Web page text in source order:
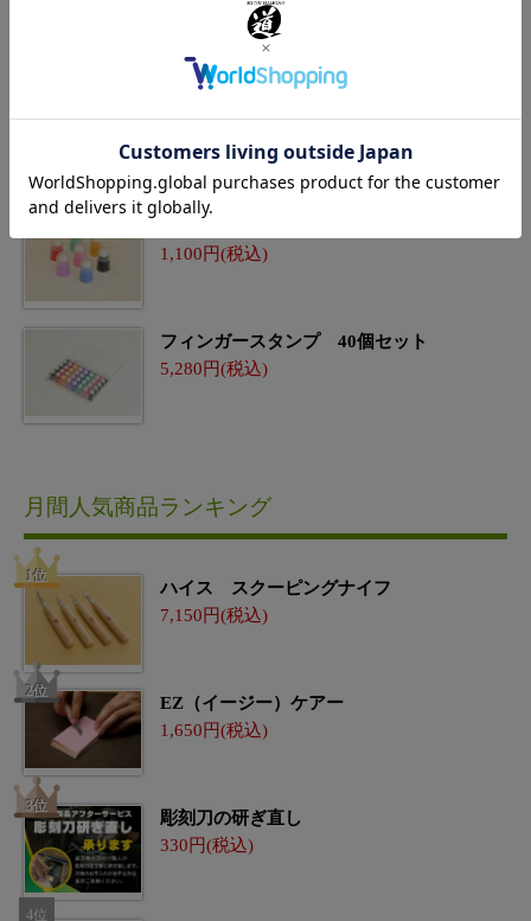
1,100
フィンガースタンプ 40個セット
5,280
月間人気商品ランキング
ハイス スクーピングナイフ
7,150
EZ（イージー）ケアー
1,650
彫刻刀の研ぎ直し
330